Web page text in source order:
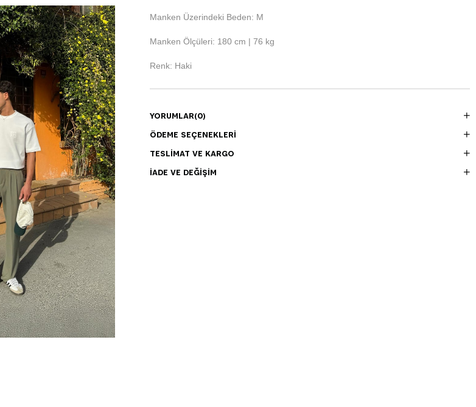
Manken Üzerindeki Beden: M
Manken Ölçüleri: 180 cm | 76 kg
Renk: Haki
YORUMLAR(0)
ÖDEME SEÇENEKLERI
TESLIMAT VE KARGO
İADE VE DEĞIŞIM